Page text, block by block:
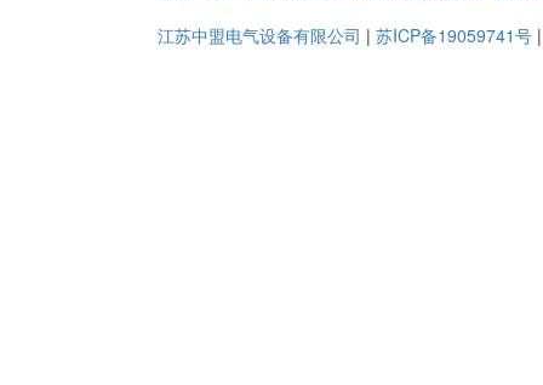
江苏中盟电气设备有限公司 | 苏ICP备19059741号